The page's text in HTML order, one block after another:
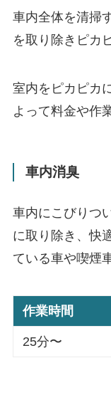
車内全体を清掃
を取り除きピカ
室内をピカピカ
よって料金や作
車内消臭
車内にこびりつ
に取り除き、快
ている車や喫煙
作業時間
25分〜